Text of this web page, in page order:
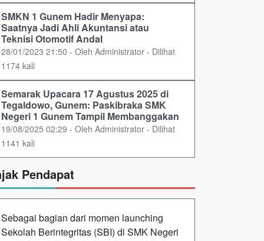
SMKN 1 Gunem Hadir Menyapa:
Saatnya Jadi Ahli Akuntansi atau
Teknisi Otomotif Andal
28/01/2023 21:50 - Oleh Administrator - Dilihat
1174 kali
Semarak Upacara 17 Agustus 2025 di
Tegaldowo, Gunem: Paskibraka SMK
Negeri 1 Gunem Tampil Membanggakan
19/08/2025 02:29 - Oleh Administrator - Dilihat
1141 kali
Pendapat
Sebagai bagian dari momen launching
Sekolah Berintegritas (SBI) di SMK Negeri